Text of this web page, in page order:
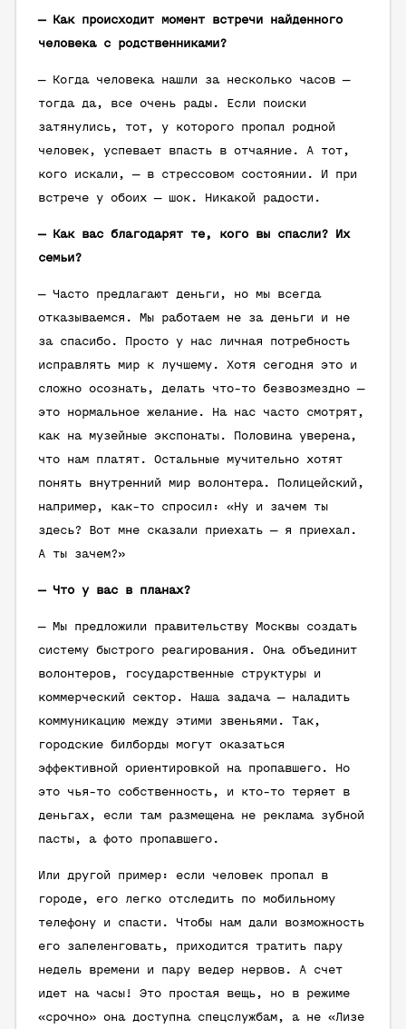
— Как происходит момент встречи найденного
человека с родственниками?
— Когда человека нашли за несколько часов —
тогда да, все очень рады. Если поиски
затянулись, тот, у которого пропал родной
человек, успевает впасть в отчаяние. А тот,
кого искали, — в стрессовом состоянии. И при
встрече у обоих — шок. Никакой радости.
— Как вас благодарят те, кого вы спасли? Их
семьи?
— Часто предлагают деньги, но мы всегда
отказываемся. Мы работаем не за деньги и не
за спасибо. Просто у нас личная потребность
исправлять мир к лучшему. Хотя сегодня это и
сложно осознать, делать что-то безвозмездно —
это нормальное желание. На нас часто смотрят,
как на музейные экспонаты. Половина уверена,
что нам платят. Остальные мучительно хотят
понять внутренний мир волонтера. Полицейский,
например, как-то спросил: «Ну и зачем ты
здесь? Вот мне сказали приехать — я приехал.
А ты зачем?»
— Что у вас в планах?
— Мы предложили правительству Москвы создать
систему быстрого реагирования. Она объединит
волонтеров, государственные структуры и
коммерческий сектор. Наша задача — наладить
коммуникацию между этими звеньями. Так,
городские билборды могут оказаться
эффективной ориентировкой на пропавшего. Но
это чья-то собственность, и кто-то теряет в
деньгах, если там размещена не реклама зубной
пасты, а фото пропавшего.
Или другой пример: если человек пропал в
городе, его легко отследить по мобильному
телефону и спасти. Чтобы нам дали возможность
его запеленговать, приходится тратить пару
недель времени и пару ведер нервов. А счет
идет на часы! Это простая вещь, но в режиме
«срочно» она доступна спецслужбам, а не «Лизе